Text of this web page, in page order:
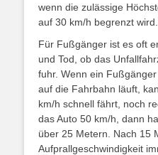
wenn die zulässige
auf 30 km/h begrenzt wird.
Für Fußgänger ist es oft
und Tod, ob das
fuhr. Wenn ein
auf die Fahrbahn läuft,
km/h schnell fährt, noch
das Auto 50 km/h, dann
über 25 Metern. Nach 15
Aufprallgeschwindigkeit